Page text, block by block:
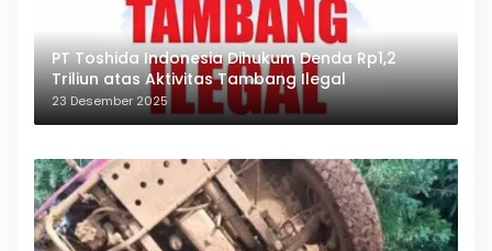
PT Toshida Indonesia Dihukum Denda Rp1,2
Triliun atas Aktivitas Tambang Ilegal
23 Desember 2025